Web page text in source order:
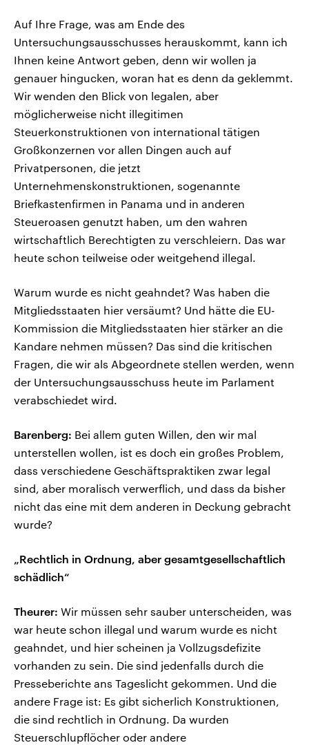
Auf Ihre Frage, was am Ende des
Untersuchungsausschusses herauskommt, kann ich
Ihnen keine Antwort geben, denn wir wollen ja
genauer hingucken, woran hat es denn da geklemmt.
Wir wenden den Blick von legalen, aber
möglicherweise nicht illegitimen
Steuerkonstruktionen von international tätigen
Großkonzernen vor allen Dingen auch auf
Privatpersonen, die jetzt
Unternehmenskonstruktionen, sogenannte
Briefkastenfirmen in Panama und in anderen
Steueroasen genutzt haben, um den wahren
wirtschaftlich Berechtigten zu verschleiern. Das war
heute schon teilweise oder weitgehend illegal.
Warum wurde es nicht geahndet? Was haben die
Mitgliedsstaaten hier versäumt? Und hätte die EU-
Kommission die Mitgliedsstaaten hier stärker an die
Kandare nehmen müssen? Das sind die kritischen
Fragen, die wir als Abgeordnete stellen werden, wenn
der Untersuchungsausschuss heute im Parlament
verabschiedet wird.
Barenberg: Bei allem guten Willen, den wir mal
unterstellen wollen, ist es doch ein großes Problem,
dass verschiedene Geschäftspraktiken zwar legal
sind, aber moralisch verwerflich, und dass da bisher
nicht das eine mit dem anderen in Deckung gebracht
wurde?
„Rechtlich in Ordnung, aber gesamtgesellschaftlich
schädlich“
Theurer: Wir müssen sehr sauber unterscheiden, was
war heute schon illegal und warum wurde es nicht
geahndet, und hier scheinen ja Vollzugsdefizite
vorhanden zu sein. Die sind jedenfalls durch die
Presseberichte ans Tageslicht gekommen. Und die
andere Frage ist: Es gibt sicherlich Konstruktionen,
die sind rechtlich in Ordnung. Da wurden
Steuerschlupflöcher oder andere